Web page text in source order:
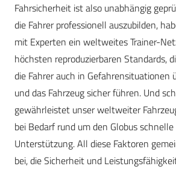
Fahrsicherheit ist also unabhängig
die Fahrer professionell auszubilden,
mit Experten ein weltweites Trainer-
höchsten reproduzierbaren Standards,
die Fahrer auch in Gefahrensituationen
und das Fahrzeug sicher führen. Und
gewährleistet unser weltweiter
bei Bedarf rund um den Globus
Unterstützung. All diese Faktoren
bei, die Sicherheit und